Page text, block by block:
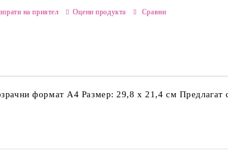
на приятел Оцени продукта Сравни
формат А4 Размер: 29,8 х 21,4 см Предлагат